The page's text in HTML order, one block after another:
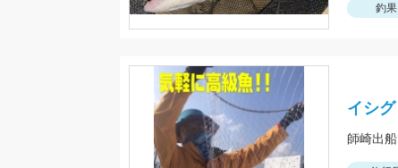
釣果
イシ
師崎出